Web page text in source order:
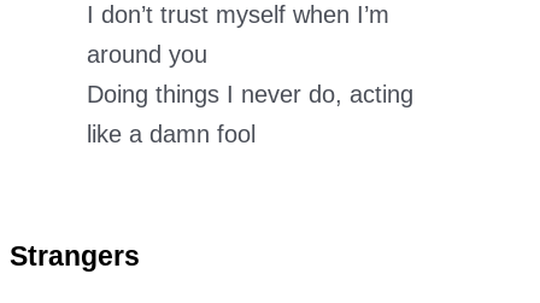
I don’t trust myself when I’m
around you
Doing things I never do, acting
like a damn fool
Strangers